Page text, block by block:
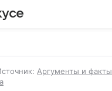
Аргументы и факты